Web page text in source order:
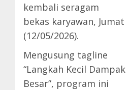
kembali seragam
bekas karyawan, Jumat
(12/05/2026).
Mengusung tagline
“Langkah Kecil Dampak
Besar”, program ini